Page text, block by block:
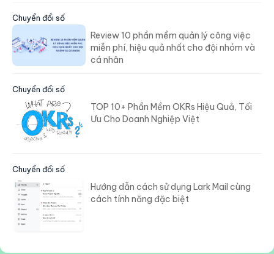
Chuyển đổi số
Review 10 phần mềm quản lý công việc
miễn phí, hiệu quả nhất cho đội nhóm và
cá nhân
Chuyển đổi số
TOP 10+ Phần Mềm OKRs Hiệu Quả, Tối
Ưu Cho Doanh Nghiệp Việt
Chuyển đổi số
Hướng dẫn cách sử dụng Lark Mail cùng
cách tính năng đặc biệt